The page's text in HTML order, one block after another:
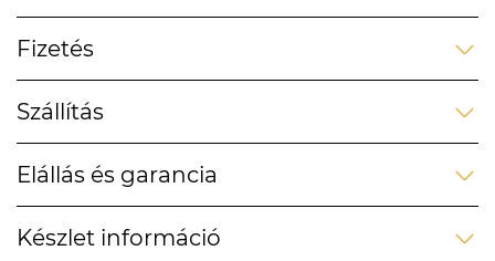
Fizetés
Szállítás
Elállás és garancia
Készlet információ